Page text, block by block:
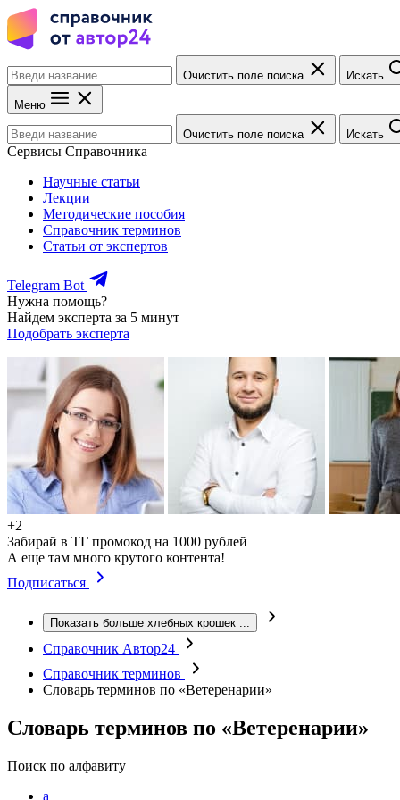
Очистить поле поиска Искать
Меню
Очистить поле поиска Искать
Сервисы Справочника
Научные статьи
Лекции
Методические пособия
Справочник терминов
Статьи от экспертов
Telegram Bot
Нужна помощь?
Найдем эксперта за 5 минут
Подобрать эксперта
+2
Забирай в ТГ промокод на 1000 рублей
А еще там много крутого контента!
Подписаться
Показать больше хлебных крошек ...
Справочник Автор24
Справочник терминов
Словарь терминов по «Ветеренарии»
Словарь терминов по «Ветеренарии»
Поиск по алфавиту
а